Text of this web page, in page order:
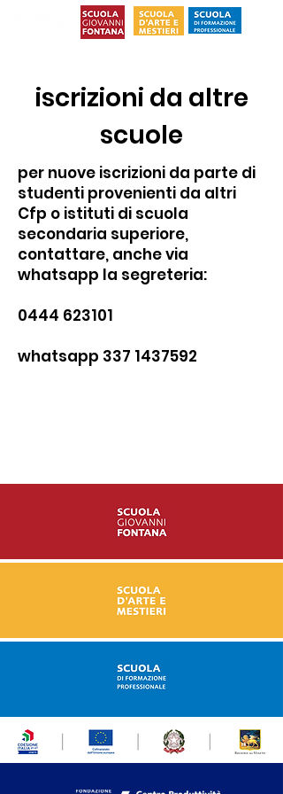
iscrizioni da altre
scuole
per nuove iscrizioni da parte di
studenti provenienti da altri
Cfp o istituti di scuola
secondaria superiore,
contattare, anche via
whatsapp la segreteria:
0444 623101
whatsapp 337 1437592